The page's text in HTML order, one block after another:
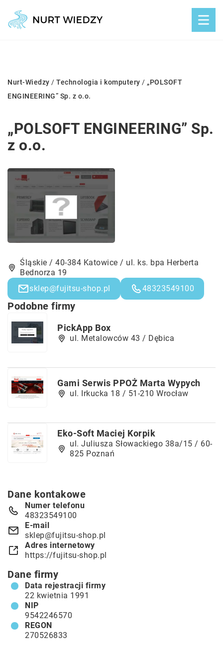
Nurt-Wiedzy / Technologia i komputery / „POLSOFT
ENGINEERING” Sp. z o.o.
„POLSOFT ENGINEERING” Sp.
z o.o.
Śląskie / 40-384 Katowice / ul. ks. bpa Herberta
Bednorza 19
sklep@fujitsu-shop.pl
48323549100
Podobne firmy
PickApp Box
ul. Metalowców 43 / Dębica
Gami Serwis PPOŻ Marta Wypych
ul. Irkucka 18 / 51-210 Wrocław
Eko-Soft Maciej Korpik
ul. Juliusza Słowackiego 38a/15 / 60-
825 Poznań
Dane kontakowe
Numer telefonu
48323549100
E-mail
sklep@fujitsu-shop.pl
Adres internetowy
https://fujitsu-shop.pl
Dane firmy
Data rejestracji firmy
22 kwietnia 1991
NIP
9542246570
REGON
270526833